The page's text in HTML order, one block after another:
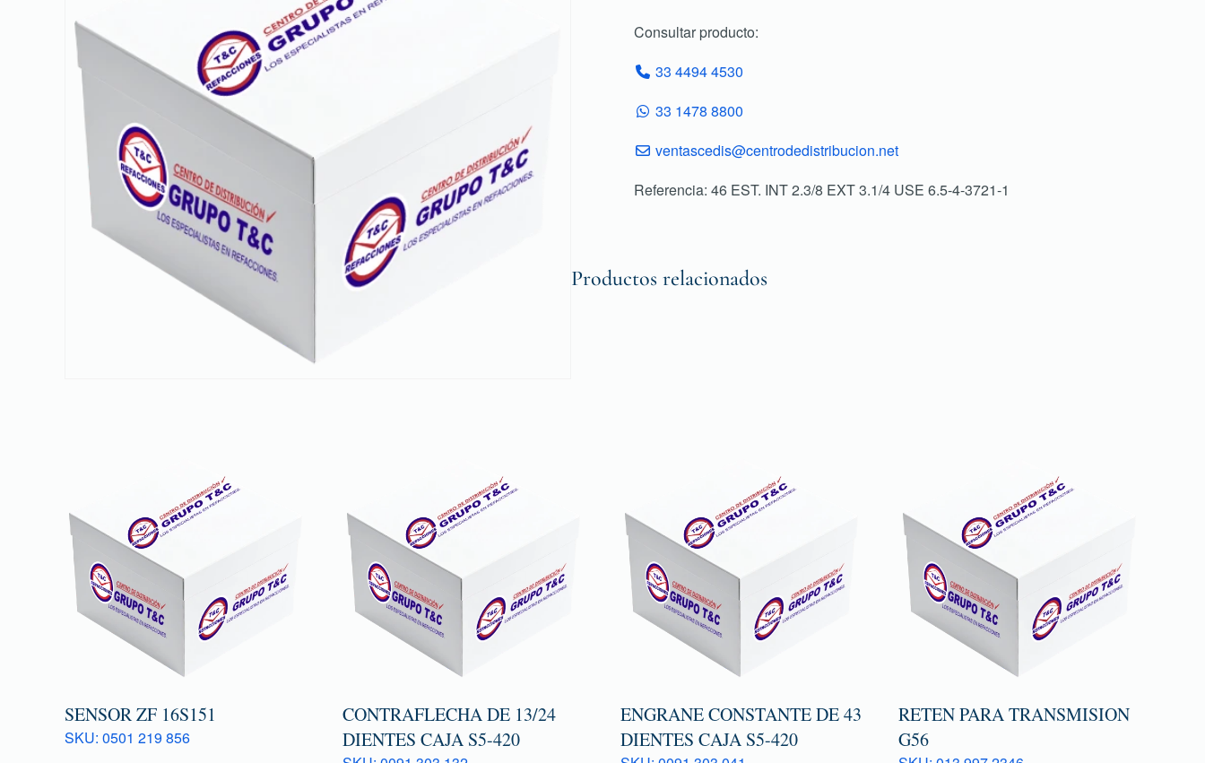
Consultar producto:
33 4494 4530
33 1478 8800
ventascedis@centrodedistribucion.net
Referencia: 46 EST. INT 2.3/8 EXT 3.1/4 USE 6.5-4-3721-1
Productos relacionados
SENSOR ZF 16S151
SKU: 0501 219 856
CONTRAFLECHA DE 13/24
DIENTES CAJA S5-420
ENGRANE CONSTANTE DE 43
DIENTES CAJA S5-420
RETEN PARA TRANSMISION
G56